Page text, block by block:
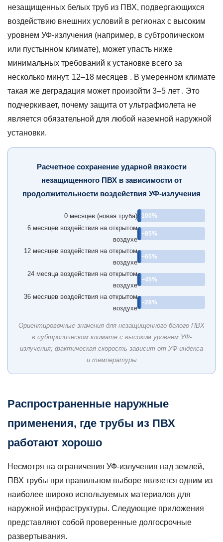
наружных
условий
4.1
Расписание
40
сравнению
со
Расписанием
80
для
давлением
вне
Температурные
труб
воздухе
5.1
Жара:
размягчения
потери
давления
5.2
замерзания
и
хрупкость
при
ударе
6
незащищенных белых труб из ПВХ, подвергающихся
воздействию внешних условий в регионах с высоким
уровнем УФ-излучения (например, в субтропическом
или пустынном климате), может упасть ниже
минимальных требований к установке всего за
несколько минут. 12–18 месяцев . В умеренном климате
такая же деградация может произойти 3–5 лет . Это
подчеркивает, почему защита от ультрафиолета не
является обязательной для любой наземной наружной
установки.
Расчетное сохранение ударной вязкости
незащищенного ПВХ в зависимости от
продолжительности воздействия УФ-излучения
0 месяцев (новая труба) 100%
6 месяцев воздействия на открытом
воздухе
~85%
12 месяцев воздействия на открытом
воздухе
~65%
24 месяца воздействия на открытом
воздухе
~45%
36 месяцев воздействия на открытом
воздухе
~28%
Ориентировочные значения для незащищенного белого ПВХ
в субтропическом климате с высоким уровнем УФ-
излучения; фактическая скорость зависит от УФ-индекса
и температуры
Распространенные наружные
применения, где трубы из ПВХ
работают хорошо
Несмотря на ограничения УФ-излучения над землей,
ПВХ трубы при правильном выборе является одним из
наиболее широко используемых материалов для
наружной инфраструктуры. Следующие приложения
представляют собой проверенные долгосрочные
развертывания.